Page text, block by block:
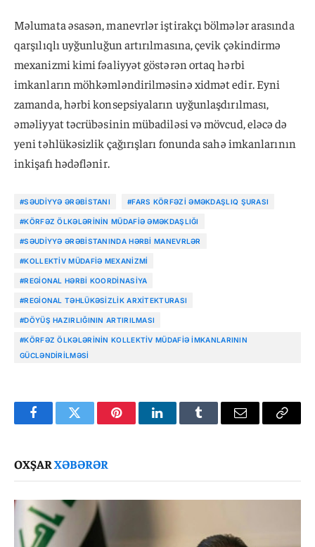
Məlumata əsasən, manevrlər iştirakçı bölmələr arasında
qarşılıqlı uyğunluğun artırılmasına, çevik çəkindirmə
mexanizmi kimi fəaliyyət göstərən ortaq hərbi
imkanların möhkəmləndirilməsinə xidmət edir. Eyni
zamanda, hərbi konsepsiyaların uyğunlaşdırılması,
əməliyyat təcrübəsinin mübadiləsi və mövcud, eləcə də
yeni təhlükəsizlik çağırışları fonunda sahə imkanlarının
inkişafı hədəflənir.
#SƏUDIYYƏ ƏRƏBISTANI #FARS KÖRFƏZI ƏMƏKDAŞLIQ ŞURASI
#KÖRFƏZ ÖLKƏLƏRININ MÜDAFIƏ ƏMƏKDAŞLIĞI
#SƏUDIYYƏ ƏRƏBISTANINDA HƏRBI MANEVRLƏR
#KOLLEKTIV MÜDAFIƏ MEXANIZMI
#REGIONAL HƏRBI KOORDINASIYA
#REGIONAL TƏHLÜKƏSIZLIK ARXITEKTURASI
#DÖYÜŞ HAZIRLIĞININ ARTIRILMASI
#KÖRFƏZ ÖLKƏLƏRININ KOLLEKTIV MÜDAFIƏ IMKANLARININ
GÜCLƏNDIRILMƏSI
FacebookTwitter PinterestLinkedInTumblr Email
Copy
OXŞARXƏBƏRƏR